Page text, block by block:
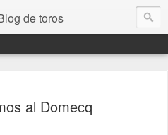
de toros
al Domecq